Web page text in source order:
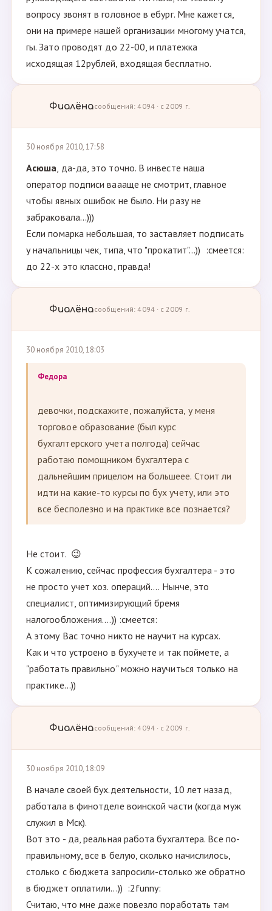
вопросу звонят в головное в ебург. Мне кажется,
они на примере нашей организации многому учатся,
гы. Зато проводят до 22-00, и платежка
исходящая 12рублей, входящая бесплатно.
Фиалёнасообщений: 4094 · с 2009 г.
30 ноября 2010, 17:58
Асюша, да-да, это точно. В инвесте наша
оператор подписи ваааще не смотрит, главное
чтобы явных ошибок не было. Ни разу не
забраковала...)))
Если помарка небольшая, то заставляет подписать
у начальницы чек, типа, что "прокатит"...)) :смеется:
до 22-х это классно, правда!
Фиалёнасообщений: 4094 · с 2009 г.
30 ноября 2010, 18:03
Федора
девочки, подскажите, пожалуйста, у меня
торговое образование (был курс
бухгалтерского учета полгода) сейчас
работаю помощником бухгалтера с
дальнейшим прицелом на большеее. Стоит ли
идти на какие-то курсы по бух учету, или это
все бесполезно и на практике все познается?
Не стоит. 😉
К сожалению, сейчас профессия бухгалтера - это
не просто учет хоз. операций.... Нынче, это
специалист, оптимизирующий бремя
налогообложения....)) :смеется:
А этому Вас точно никто не научит на курсах.
Как и что устроено в бухучете и так поймете, а
"работать правильно" можно научиться только на
практике...))
Фиалёнасообщений: 4094 · с 2009 г.
30 ноября 2010, 18:09
В начале своей бух.деятельности, 10 лет назад,
работала в финотделе воинской части (когда муж
служил в Мск).
Вот это - да, реальная работа бухгалтера. Все по-
правильному, все в белую, сколько начислилось,
столько с бюджета запросили-столько же обратно
в бюджет оплатили...)) :2funny:
Считаю, что мне даже повезло поработать там